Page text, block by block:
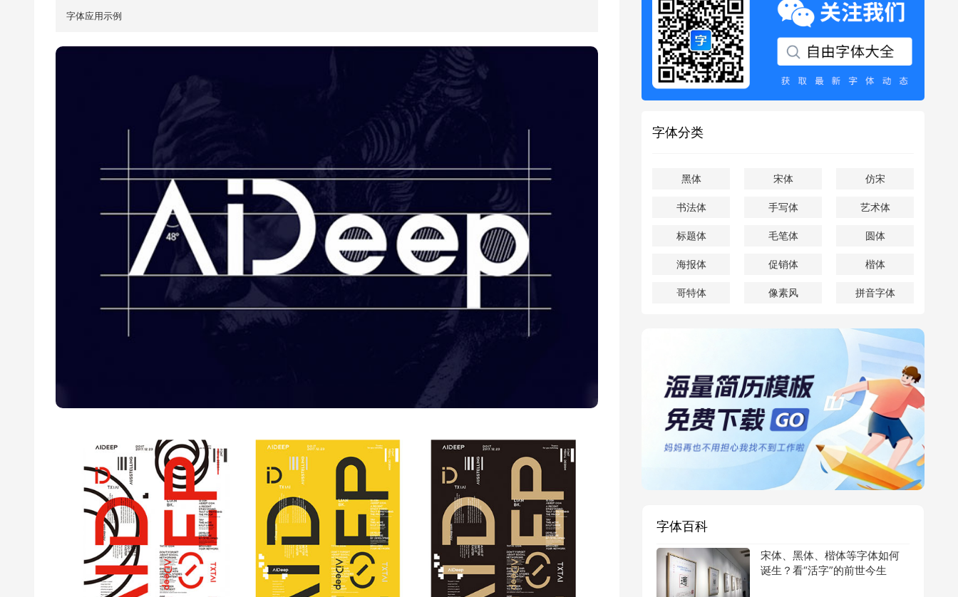
字体应用示例
字体分类
黑体 宋体 仿宋
书法体 手写体 艺术体
标题体 毛笔体 圆体
海报体 促销体 楷体
哥特体 像素风 拼音字体
字体百科
宋体、黑体、楷体等字体如何
诞生？看“活字”的前世今生